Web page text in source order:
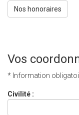
Nos honoraires
Vos
* Information
Civilité :